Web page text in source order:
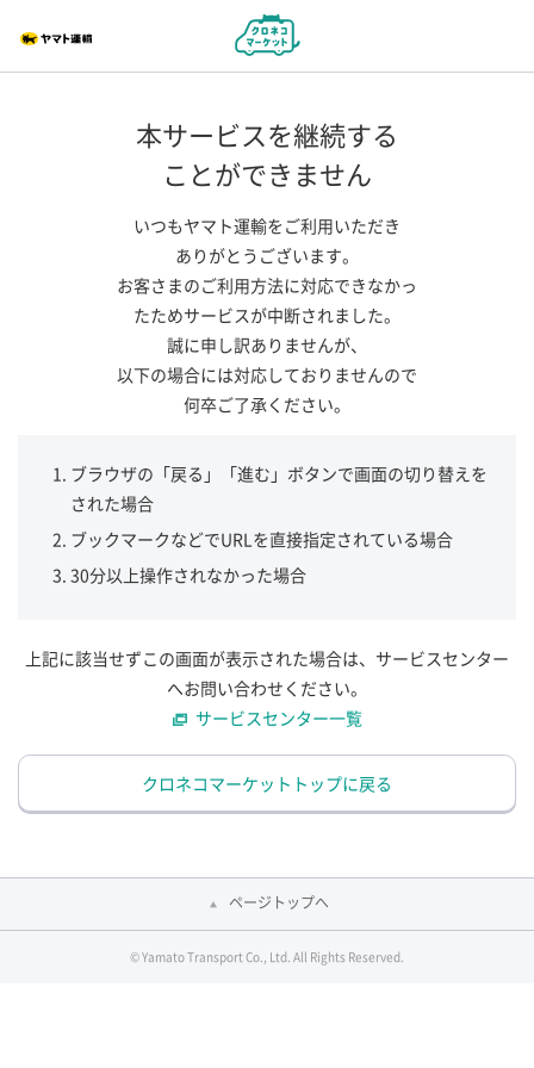
本サービスを継続する
ことができません
いつもヤマト運輸をご利用いただき
ありがとうございます。
お客さまのご利用方法に対応できなかっ
たためサービスが中断されました。
誠に申し訳ありませんが、
以下の場合には対応しておりませんので
何卒ご了承ください。
ブラウザの「戻る」「進む」ボタンで画面の切り替えを
された場合
ブックマークなどでURLを直接指定されている場合
30分以上操作されなかった場合
上記に該当せずこの画面が表示された場合は、サービスセンター
へお問い合わせください。
サービスセンター一覧
クロネコマーケットトップに戻る
ページトップへ
© Yamato Transport Co., Ltd. All Rights Reserved.